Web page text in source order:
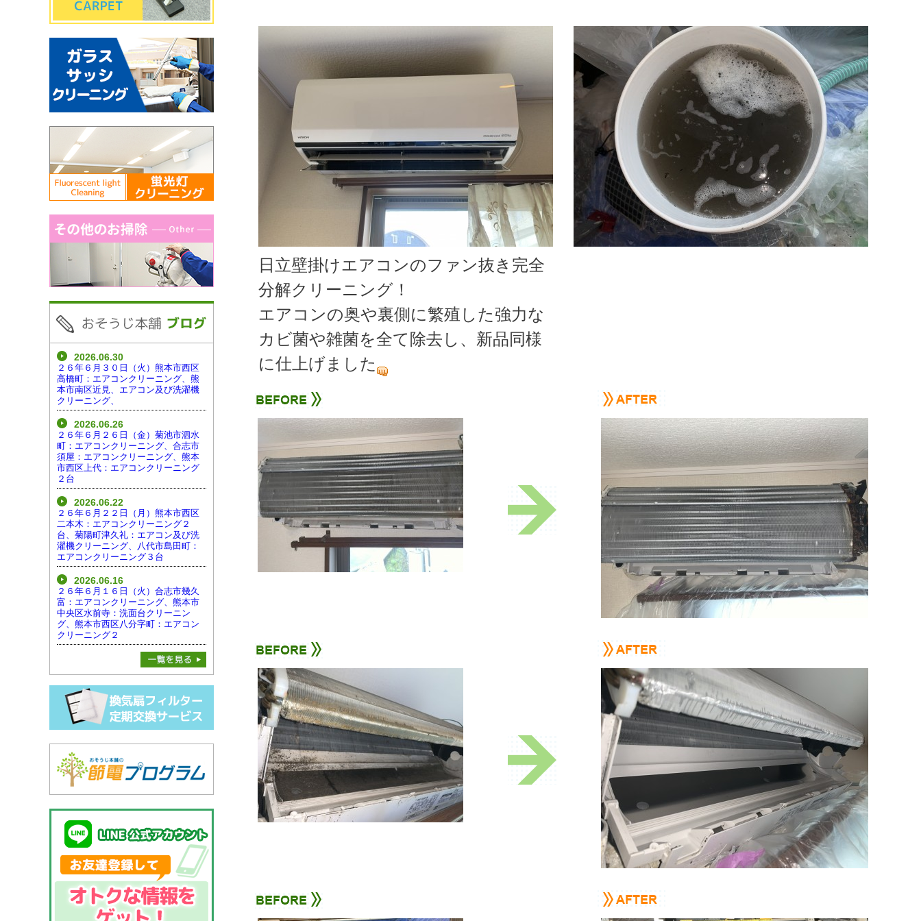
日立壁掛けエアコンのファン抜き完全
分解クリーニング！
エアコンの奥や裏側に繁殖した強力な
カビ菌や雑菌を全て除去し、新品同様
に仕上げました
2026.06.30
２６年６月３０日（火）熊本市西区
高橋町：エアコンクリーニング、熊
本市南区近見、エアコン及び洗濯機
クリーニング、
2026.06.26
２６年６月２６日（金）菊池市泗水
町：エアコンクリーニング、合志市
須屋：エアコンクリーニング、熊本
市西区上代：エアコンクリーニング
２台
2026.06.22
２６年６月２２日（月）熊本市西区
二本木：エアコンクリーニング２
台、菊陽町津久礼：エアコン及び洗
濯機クリーニング、八代市島田町：
エアコンクリーニング３台
2026.06.16
２６年６月１６日（火）合志市幾久
富：エアコンクリーニング、熊本市
中央区水前寺：洗面台クリーニン
グ、熊本市西区八分字町：エアコン
クリーニング２